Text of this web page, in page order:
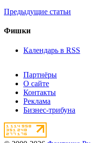
Предыдущие статьи
Фишки
Календарь в RSS
Партнёры
О сайте
Контакты
Реклама
Бизнес-трибуна